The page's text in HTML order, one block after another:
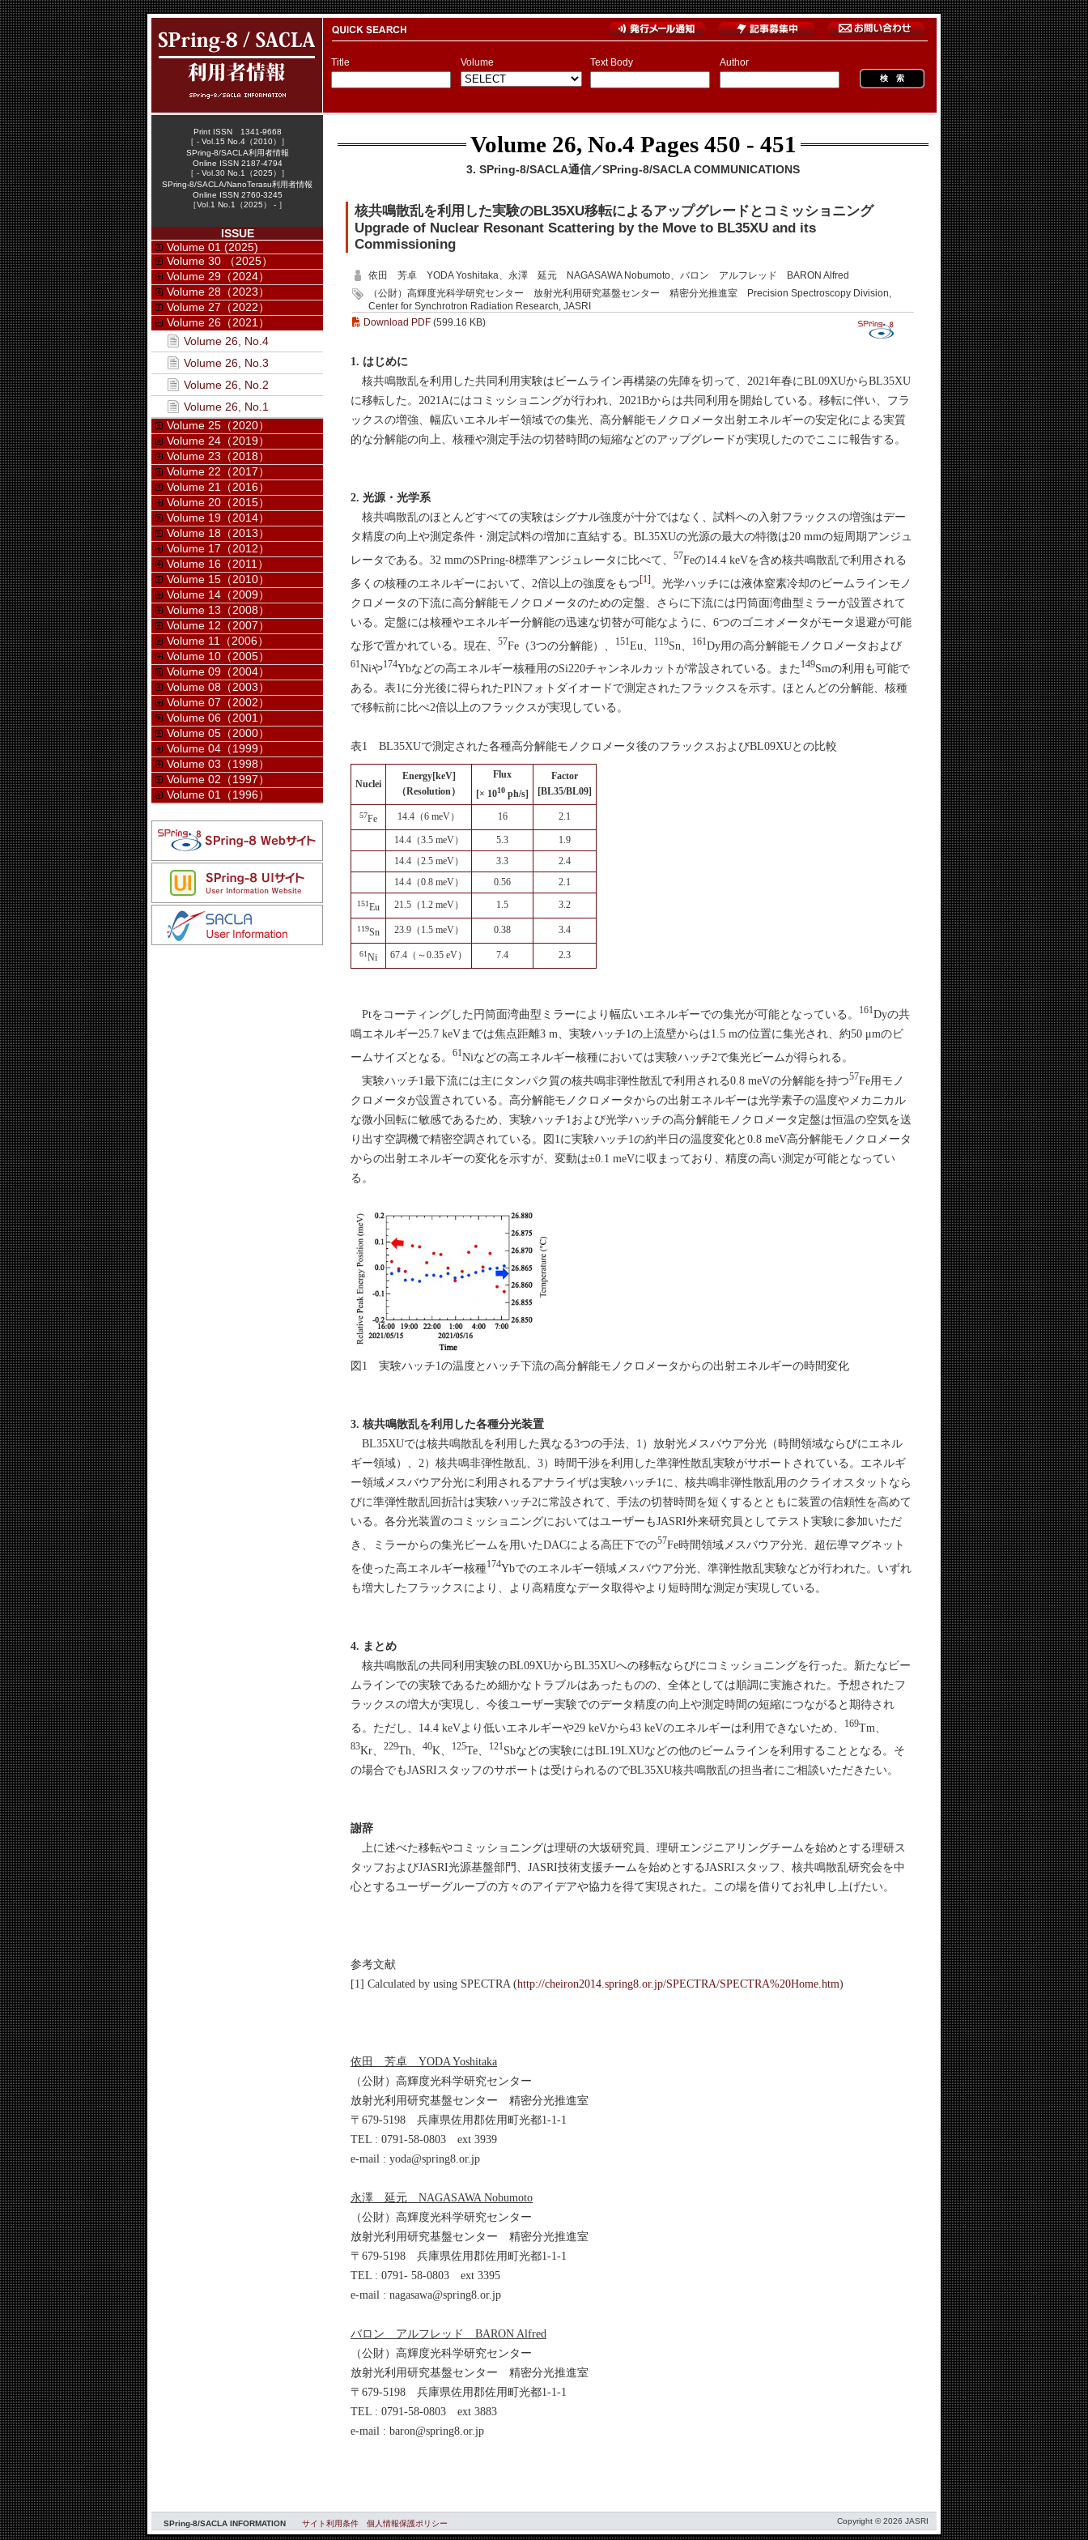
Title Volume Text Body Author
Volume 26, No.4 Pages 450 - 451
3. SPring-8/SACLA通信／SPring-8/SACLA COMMUNICATIONS
核共鳴散乱を利用した実験のBL35XU移転によるアップグレードとコミッショニング
Upgrade of Nuclear Resonant Scattering by the Move to BL35XU and its
Commissioning
依田 芳卓 YODA Yoshitaka、永澤 延元 NAGASAWA Nobumoto、バロン アルフレッド BARON Alfred
（公財）高輝度光科学研究センター 放射光利用研究基盤センター 精密分光推進室 Precision Spectroscopy Division,
Center for Synchrotron Radiation Research, JASRI
Download PDF (599.16 KB)
1. はじめに
核共鳴散乱を利用した共同利用実験はビームライン再構築の先陣を切って、2021年春にBL09XUからBL35XU
に移転した。2021Aにはコミッショニングが行われ、2021Bからは共同利用を開始している。移転に伴い、フラ
ックスの増強、幅広いエネルギー領域での集光、高分解能モノクロメータ出射エネルギーの安定化による実質
的な分解能の向上、核種や測定手法の切替時間の短縮などのアップグレードが実現したのでここに報告する。
2. 光源・光学系
核共鳴散乱のほとんどすべての実験はシグナル強度が十分ではなく、試料への入射フラックスの増強はデー
タ精度の向上や測定条件・測定試料の増加に直結する。BL35XUの光源の最大の特徴は20 mmの短周期アンジュ
レータである。32 mmのSPring-8標準アンジュレータに比べて、 57Feの14.4 keVを含め核共鳴散乱で利用される
多くの核種のエネルギーにおいて、2倍以上の強度をもつ[1]。光学ハッチには液体窒素冷却のビームラインモノ
クロメータの下流に高分解能モノクロメータのための定盤、さらに下流には円筒面湾曲型ミラーが設置されて
いる。定盤には核種やエネルギー分解能の迅速な切替が可能なように、6つのゴニオメータがモータ退避が可能
な形で置かれている。現在、 57Fe（3つの分解能）、 151Eu、 119Sn、 161Dy用の高分解能モノクロメータおよび
61Niや174Ybなどの高エネルギー核種用のSi220チャンネルカットが常設されている。また 149Smの利用も可能で
ある。表1に分光後に得られたPINフォトダイオードで測定されたフラックスを示す。ほとんどの分解能、核種
で移転前に比べ2倍以上のフラックスが実現している。
表1 BL35XUで測定された各種高分解能モノクロメータ後のフラックスおよびBL09XUとの比較
Nuclei
Energy[keV]
（Resolution）
Flux
[× 1010 ph/s]
Factor
[BL35/BL09]
57Fe 14.4（6 meV） 16 2.1
14.4（3.5 meV） 5.3
1.9
14.4（2.5 meV）
3.3
2.4
14.4（0.8 meV）
0.56 2.1
151Eu 21.5（1.2 meV） 1.5 3.2
119Sn 23.9（1.5 meV） 0.38 3.4
61Ni 67.4（～0.35 eV） 7.4 2.3
Ptをコーティングした円筒面湾曲型ミラーにより幅広いエネルギーでの集光が可能となっている。 161Dyの共
鳴エネルギー25.7 keVまでは焦点距離3 m、実験ハッチ1の上流壁からは1.5 mの位置に集光され、約50 μmのビ
ームサイズとなる。 61Niなどの高エネルギー核種においては実験ハッチ2で集光ビームが得られる。
実験ハッチ1最下流には主にタンパク質の核共鳴非弾性散乱で利用される0.8 meVの分解能を持つ57Fe用モノ
クロメータが設置されている。高分解能モノクロメータからの出射エネルギーは光学素子の温度やメカニカル
な微小回転に敏感であるため、実験ハッチ1および光学ハッチの高分解能モノクロメータ定盤は恒温の空気を送
り出す空調機で精密空調されている。図1に実験ハッチ1の約半日の温度変化と0.8 meV高分解能モノクロメータ
からの出射エネルギーの変化を示すが、変動は±0.1 meVに収まっており、精度の高い測定が可能となってい
る。
図1 実験ハッチ1の温度とハッチ下流の高分解能モノクロメータからの出射エネルギーの時間変化
3. 核共鳴散乱を利用した各種分光装置
BL35XUでは核共鳴散乱を利用した異なる3つの手法、1）放射光メスバウア分光（時間領域ならびにエネル
ギー領域）、2）核共鳴非弾性散乱、3）時間干渉を利用した準弾性散乱実験がサポートされている。エネルギ
ー領域メスバウア分光に利用されるアナライザは実験ハッチ1に、核共鳴非弾性散乱用のクライオスタットなら
びに準弾性散乱回折計は実験ハッチ2に常設されて、手法の切替時間を短くするとともに装置の信頼性を高めて
いる。各分光装置のコミッショニングにおいてはユーザーもJASRI外来研究員としてテスト実験に参加いただ
き、ミラーからの集光ビームを用いたDACによる高圧下での57Fe時間領域メスバウア分光、超伝導マグネット
を使った高エネルギー核種174Ybでのエネルギー領域メスバウア分光、準弾性散乱実験などが行われた。いずれ
も増大したフラックスにより、より高精度なデータ取得やより短時間な測定が実現している。
4. まとめ
核共鳴散乱の共同利用実験のBL09XUからBL35XUへの移転ならびにコミッショニングを行った。新たなビー
ムラインでの実験であるため細かなトラブルはあったものの、全体としては順調に実施された。予想されたフ
ラックスの増大が実現し、今後ユーザー実験でのデータ精度の向上や測定時間の短縮につながると期待され
る。ただし、14.4 keVより低いエネルギーや29 keVから43 keVのエネルギーは利用できないため、
169Tm、
83Kr、 229Th、 40K、 125Te、 121Sbなどの実験にはBL19LXUなどの他のビームラインを利用することとなる。そ
の場合でもJASRIスタッフのサポートは受けられるのでBL35XU核共鳴散乱の担当者にご相談いただきたい。
謝辞
上に述べた移転やコミッショニングは理研の大坂研究員、理研エンジニアリングチームを始めとする理研ス
タッフおよびJASRI光源基盤部門、JASRI技術支援チームを始めとするJASRIスタッフ、核共鳴散乱研究会を中
心とするユーザーグループの方々のアイデアや協力を得て実現された。この場を借りてお礼申し上げたい。
参考文献
[1] Calculated by using SPECTRA (http://cheiron2014.spring8.or.jp/SPECTRA/SPECTRA%20Home.htm)
依田 芳卓 YODA Yoshitaka
（公財）高輝度光科学研究センター
放射光利用研究基盤センター 精密分光推進室
〒679-5198 兵庫県佐用郡佐用町光都1-1-1
TEL : 0791-58-0803 ext 3939
e-mail : yoda@spring8.or.jp
永澤 延元 NAGASAWA Nobumoto
（公財）高輝度光科学研究センター
放射光利用研究基盤センター 精密分光推進室
〒679-5198 兵庫県佐用郡佐用町光都1-1-1
TEL : 0791- 58-0803 ext 3395
e-mail : nagasawa@spring8.or.jp
バロン アルフレッド BARON Alfred
（公財）高輝度光科学研究センター
放射光利用研究基盤センター 精密分光推進室
〒679-5198 兵庫県佐用郡佐用町光都1-1-1
TEL : 0791-58-0803 ext 3883
e-mail : baron@spring8.or.jp
Print ISSN 1341-9668
［ - Vol.15 No.4（2010）］
SPring-8/SACLA利用者情報
Online ISSN 2187-4794
［ - Vol.30 No.1（2025）］
SPring-8/SACLA/NanoTerasu利用者情報
Online ISSN 2760-3245
［Vol.1 No.1（2025） - ］
ISSUE
Volume 01 (2025)
Volume 30 （2025）
Volume 29（2024）
Volume 28（2023）
Volume 27（2022）
Volume 26（2021）
Volume 26, No.4
Volume 26, No.3
Volume 26, No.2
Volume 26, No.1
Volume 25（2020）
Volume 24（2019）
Volume 23（2018）
Volume 22（2017）
Volume 21（2016）
Volume 20（2015）
Volume 19（2014）
Volume 18（2013）
Volume 17（2012）
Volume 16（2011）
Volume 15（2010）
Volume 14（2009）
Volume 13（2008）
Volume 12（2007）
Volume 11（2006）
Volume 10（2005）
Volume 09（2004）
Volume 08（2003）
Volume 07（2002）
Volume 06（2001）
Volume 05（2000）
Volume 04（1999）
Volume 03（1998）
Volume 02（1997）
Volume 01（1996）
SPring-8/SACLA INFORMATION サイト利用条件 個人情報保護ポリシー Copyright © 2026 JASRI